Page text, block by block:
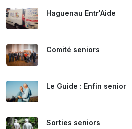
Haguenau Entr'Aide
Comité seniors
Le Guide : Enfin senior
Sorties seniors